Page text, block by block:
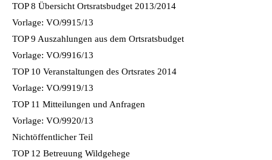
TOP 8 Übersicht Ortsratsbudget 2013/2014
Vorlage: VO/9915/13
TOP 9 Auszahlungen aus dem Ortsratsbudget
Vorlage: VO/9916/13
TOP 10 Veranstaltungen des Ortsrates 2014
Vorlage: VO/9919/13
TOP 11 Mitteilungen und Anfragen
Vorlage: VO/9920/13
Nichtöffentlicher Teil
TOP 12 Betreuung Wildgehege